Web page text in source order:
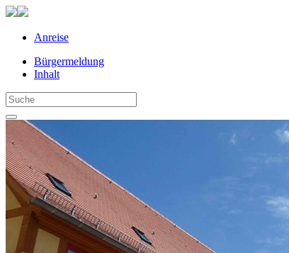
Anreise
Bürgermeldung
Inhalt